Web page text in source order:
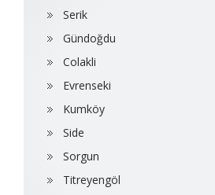
Serik
Gündoğdu
Colakli
Evrenseki
Kumköy
Side
Sorgun
Titreyengöl